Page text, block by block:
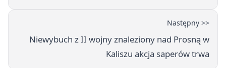
Następny >>
Niewybuch z II wojny znaleziony nad Prosną w
Kaliszu akcja saperów trwa